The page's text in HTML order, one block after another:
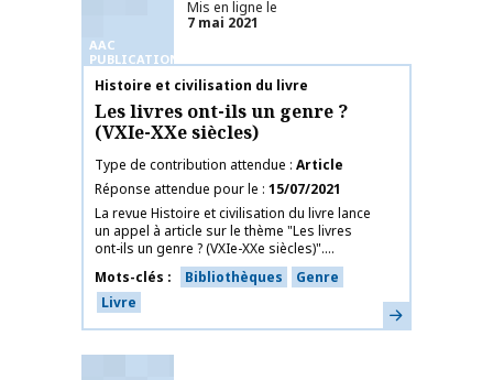
AAC
PUBLICATIONS
Mis en ligne le
7 mai 2021
Nom de la publication
Histoire et civilisation du livre
Les livres ont-ils un genre ?
(VXIe-XXe siècles)
Type de contribution attendue Article
Réponse attendue pour le 15/07/2021
La revue Histoire et civilisation du livre lance
un appel à article sur le thème "Les livres
ont-ils un genre ? (VXIe-XXe siècles)"....
Mots-clés
Bibliothèques
Genre
Livre
En savoir plus